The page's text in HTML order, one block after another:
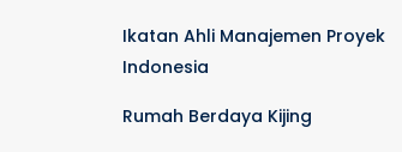
Ikatan Ahli Manajemen Proyek
Indonesia
Rumah Berdaya Kijing